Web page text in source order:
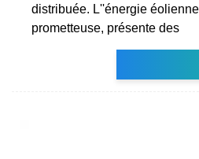
distribuée. L''énergie
prometteuse, présente des